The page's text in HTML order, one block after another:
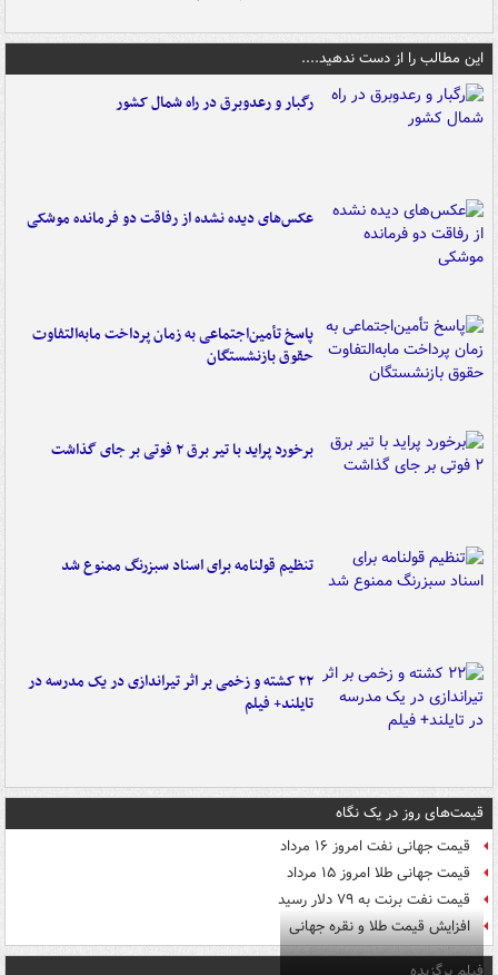
این مطالب را از دست ندهید....
رگبار و رعدوبرق در راه شمال کشور
عکس‌های دیده نشده از رفاقت دو فرمانده‌ موشکی
پاسخ تأمین‌اجتماعی به زمان پرداخت مابه‌التفاوت
حقوق بازنشستگان
برخورد پراید با تیر برق ۲ فوتی بر جای گذاشت
تنظیم قولنامه برای اسناد سبزرنگ ممنوع شد
۲۲ کشته و زخمی بر اثر تیراندازی در یک مدرسه در
تایلند+ فیلم
قیمت‌های روز در یک نگاه
قیمت جهانی نفت امروز ۱۶ مرداد
قیمت جهانی طلا امروز ۱۵ مرداد
قیمت نفت برنت به ۷۹ دلار رسید
افزایش قیمت طلا و نقره جهانی